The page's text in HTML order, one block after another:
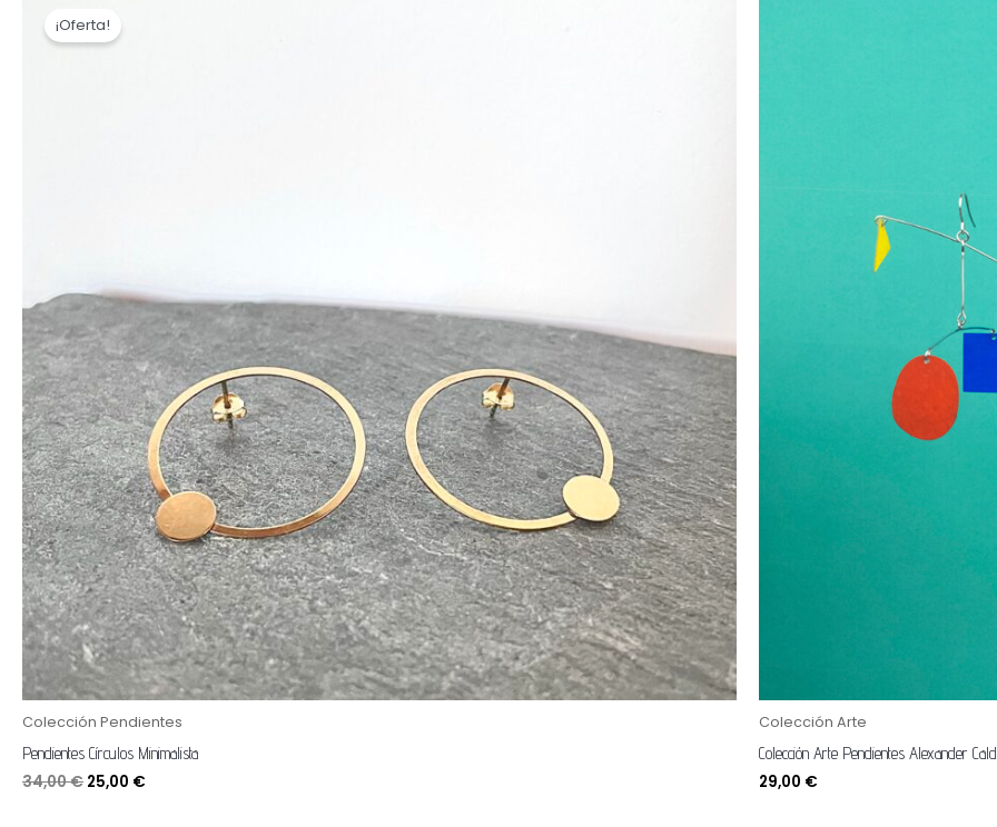
¡Oferta!
Colección Pendientes
Pendientes Círculos Minimalista
34,00€
original
era:
25,00 €
Colección Arte
Colección Arte Pendientes Alexander
29,00 €